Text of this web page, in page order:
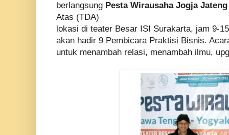
berlangsung Pesta Wirausaha Jogja Jateng
Atas (TDA)
lokasi di teater Besar ISI Surakarta, jam 9-
akan hadir 9 Pembicara Praktisi Bisnis.
untuk menambah relasi, menambah ilmu,